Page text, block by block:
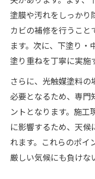
塗膜や汚れをしっかり
カビの補修を行うこと
ます。次に、下塗り
塗り重ねを丁寧に実施
さらに、光触媒塗料
必要となるため、専門
ントとなります。施
に影響するため、天
れます。これらのポイ
厳しい気候にも負けな